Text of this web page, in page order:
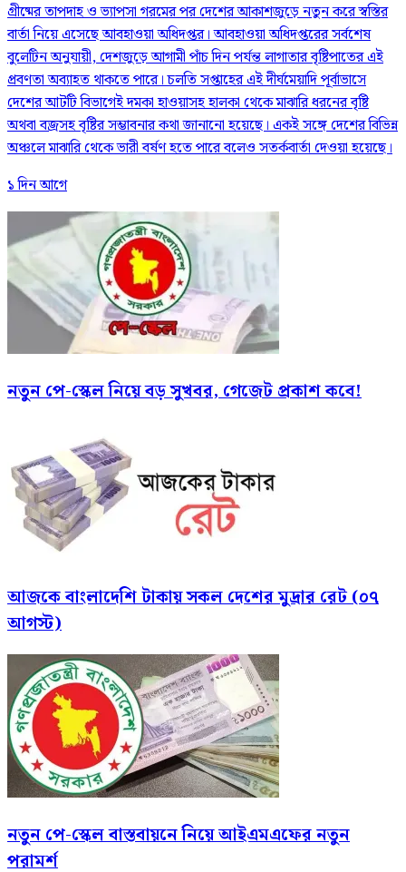
গ্রীষ্মের তাপদাহ ও ভ্যাপসা গরমের পর দেশের আকাশজুড়ে নতুন করে স্বস্তির
বার্তা নিয়ে এসেছে আবহাওয়া অধিদপ্তর। আবহাওয়া অধিদপ্তরের সর্বশেষ
বুলেটিন অনুযায়ী, দেশজুড়ে আগামী পাঁচ দিন পর্যন্ত লাগাতার বৃষ্টিপাতের এই
প্রবণতা অব্যাহত থাকতে পারে। চলতি সপ্তাহের এই দীর্ঘমেয়াদি পূর্বাভাসে
দেশের আটটি বিভাগেই দমকা হাওয়াসহ হালকা থেকে মাঝারি ধরনের বৃষ্টি
অথবা বজ্রসহ বৃষ্টির সম্ভাবনার কথা জানানো হয়েছে। একই সঙ্গে দেশের বিভিন্ন
অঞ্চলে মাঝারি থেকে ভারী বর্ষণ হতে পারে বলেও সতর্কবার্তা দেওয়া হয়েছে।
১ দিন আগে
নতুন পে-স্কেল নিয়ে বড় সুখবর, গেজেট প্রকাশ কবে!
আজকে বাংলাদেশি টাকায় সকল দেশের মুদ্রার রেট (০৭
আগস্ট)
নতুন পে-স্কেল বাস্তবায়নে নিয়ে আইএমএফের নতুন
পরামর্শ